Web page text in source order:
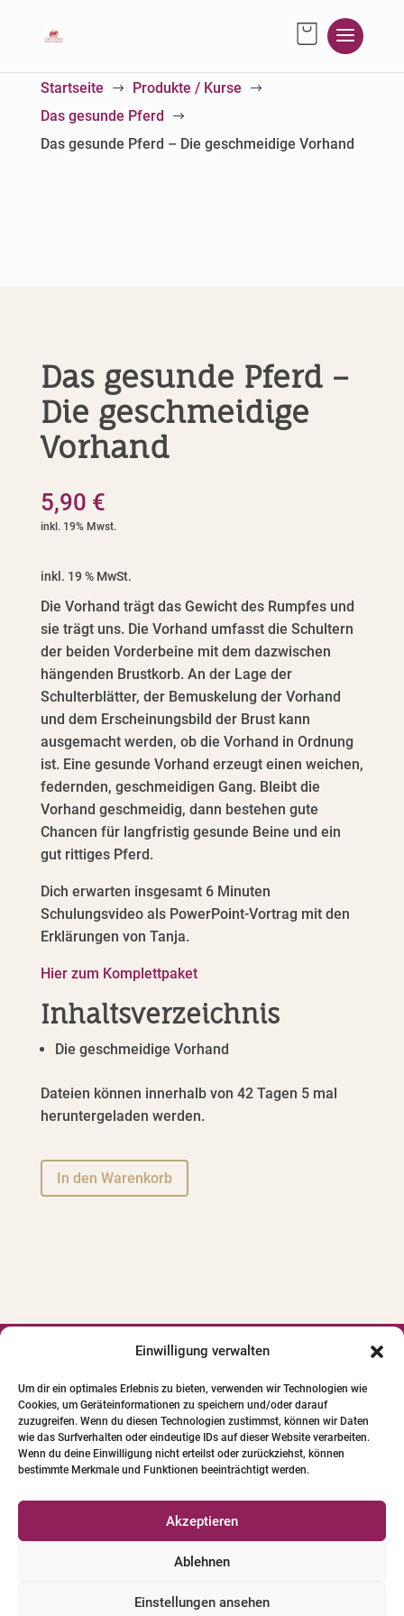
Einwilligung verwalten
Um dir ein optimales Erlebnis zu bieten, verwenden wir Technologien wie
Cookies, um Geräteinformationen zu speichern und/oder darauf
zuzugreifen. Wenn du diesen Technologien zustimmst, können wir Daten
wie das Surfverhalten oder eindeutige IDs auf dieser Website verarbeiten.
Wenn du deine Einwilligung nicht erteilst oder zurückziehst, können
bestimmte Merkmale und Funktionen beeinträchtigt werden.
Akzeptieren
Ablehnen
Einstellungen ansehen
Startseite $ Produkte / Kurse $
Das gesunde Pferd $
Das gesunde Pferd – Die geschmeidige Vorhand
Das gesunde Pferd –
Die geschmeidige
Vorhand
5,90 €
inkl. 19 % MwSt.
Die Vorhand trägt das Gewicht des Rumpfes und
sie trägt uns. Die Vorhand umfasst die Schultern
der beiden Vorderbeine mit dem dazwischen
hängenden Brustkorb. An der Lage der
Schulterblätter, der Bemuskelung der Vorhand
und dem Erscheinungsbild der Brust kann
ausgemacht werden, ob die Vorhand in Ordnung
ist. Eine gesunde Vorhand erzeugt einen weichen,
federnden, geschmeidigen Gang. Bleibt die
Vorhand geschmeidig, dann bestehen gute
Chancen für langfristig gesunde Beine und ein
gut rittiges Pferd.
Dich erwarten insgesamt 6 Minuten
Schulungsvideo als PowerPoint-Vortrag mit den
Erklärungen von Tanja.
Hier zum Komplettpaket
Inhaltsverzeichnis
Die geschmeidige Vorhand
Dateien können innerhalb von 42 Tagen 5 mal
heruntergeladen werden.
In den Warenkorb
A
t
i
e
:

© 2024 INSTITUT FÜR PFERDE-
PHYSIOTHERAPIE GBR. Alle Bilder und Texte
unterliegen dem Urheberrecht.
Versicherungen für Pferde-Physio-Therapeuten